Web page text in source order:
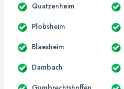
Quatzenheim
Plobsheim
Blaesheim
Dambach